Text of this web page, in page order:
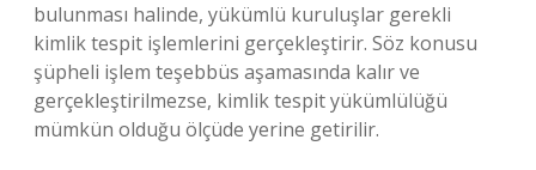
bulunması halinde, yükümlü kuruluşlar gerekli
kimlik tespit işlemlerini gerçekleştirir. Söz konusu
şüpheli işlem teşebbüs aşamasında kalır ve
gerçekleştirilmezse, kimlik tespit yükümlülüğü
mümkün olduğu ölçüde yerine getirilir.